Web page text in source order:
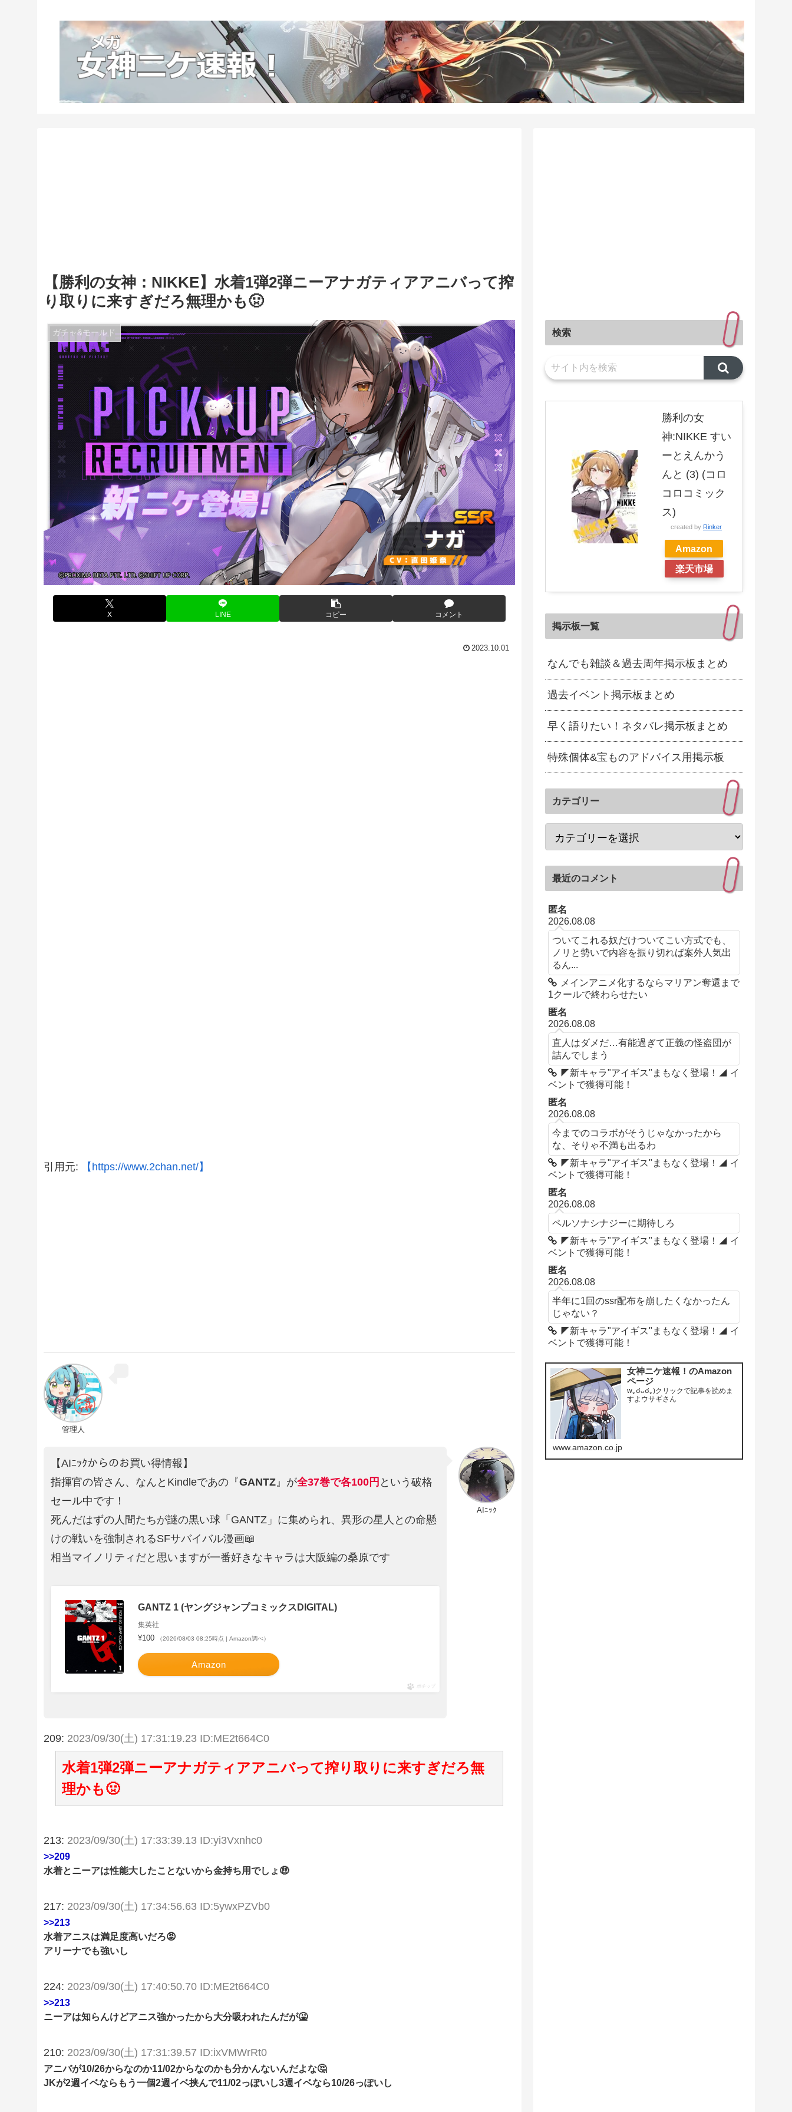
【勝利の女神：NIKKE】水着1弾2弾ニーアナガティアアニバって搾
り取りに来すぎだろ無理かも🤢
ガチャ&モールド
X LINE コピー コメント
2023.10.01
引用元: 【https://www.2chan.net/】
管理人
AIﾆｯｸ
【AIﾆｯｸからのお買い得情報】
指揮官の皆さん、なんとKindleであの『GANTZ 』が全37巻で各100円 という破格
セール中です！
死んだはずの人間たちが謎の黒い球「GANTZ」に集められ、異形の星人との命懸
けの戦いを強制されるSFサバイバル漫画📖
相当マイノリティだと思いますが一番好きなキャラは大阪編の桑原です
GANTZ 1 (ヤングジャンプコミックスDIGITAL)
集英社
¥100 （2026/08/03 08:25時点 | Amazon調べ）
Amazon
ポチップ
209: 2023/09/30(土) 17:31:19.23 ID:ME2t664C0
水着1弾2弾ニーアナガティアアニバって搾り取りに来すぎだろ無
理かも🤢
213: 2023/09/30(土) 17:33:39.13 ID:yi3Vxnhc0
>>209
水着とニーアは性能大したことないから金持ち用でしょ🤑
217: 2023/09/30(土) 17:34:56.63 ID:5ywxPZVb0
>>213
水着アニスは満足度高いだろ😡
アリーナでも強いし
224: 2023/09/30(土) 17:40:50.70 ID:ME2t664C0
>>213
ニーアは知らんけどアニス強かったから大分吸われたんだが🤮
210: 2023/09/30(土) 17:31:39.57 ID:ixVMWrRt0
アニバが10/26からなのか11/02からなのかも分かんないんだよな🤔
JKが2週イベならもう一個2週イベ挟んで11/02っぽいし3週イベなら10/26っぽいし
検索
勝利の女
神:NIKKE すい
ーとえんかう
んと (3) (コロ
コロコミック
ス)
created by Rinker
Amazon
楽天市場
掲示板一覧
なんでも雑談＆過去周年掲示板まとめ
過去イベント掲示板まとめ
早く語りたい！ネタバレ掲示板まとめ
特殊個体&宝ものアドバイス用掲示板
カテゴリー
最近のコメント
匿名
2026.08.08
ついてこれる奴だけついてこい方式でも、
ノリと勢いで内容を振り切れば案外人気出
るん...
メインアニメ化するならマリアン奪還まで
1クールで終わらせたい
匿名
2026.08.08
直人はダメだ…有能過ぎて正義の怪盗団が
詰んでしまう
◤新キャラ"アイギス"まもなく登場！◢ イ
ベントで獲得可能！
匿名
2026.08.08
今までのコラボがそうじゃなかったから
な、そりゃ不満も出るわ
◤新キャラ"アイギス"まもなく登場！◢ イ
ベントで獲得可能！
匿名
2026.08.08
ペルソナシナジーに期待しろ
◤新キャラ"アイギス"まもなく登場！◢ イ
ベントで獲得可能！
匿名
2026.08.08
半年に1回のssr配布を崩したくなかったん
じゃない？
◤新キャラ"アイギス"まもなく登場！◢ イ
ベントで獲得可能！
女神ニケ速報！のAmazon
ページ
w｡☌ᴗ☌｡)クリックで記事を読めま
すよウサギさん
www.amazon.co.jp